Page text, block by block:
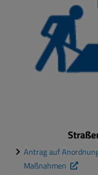
Antrag auf
Maßnahmen